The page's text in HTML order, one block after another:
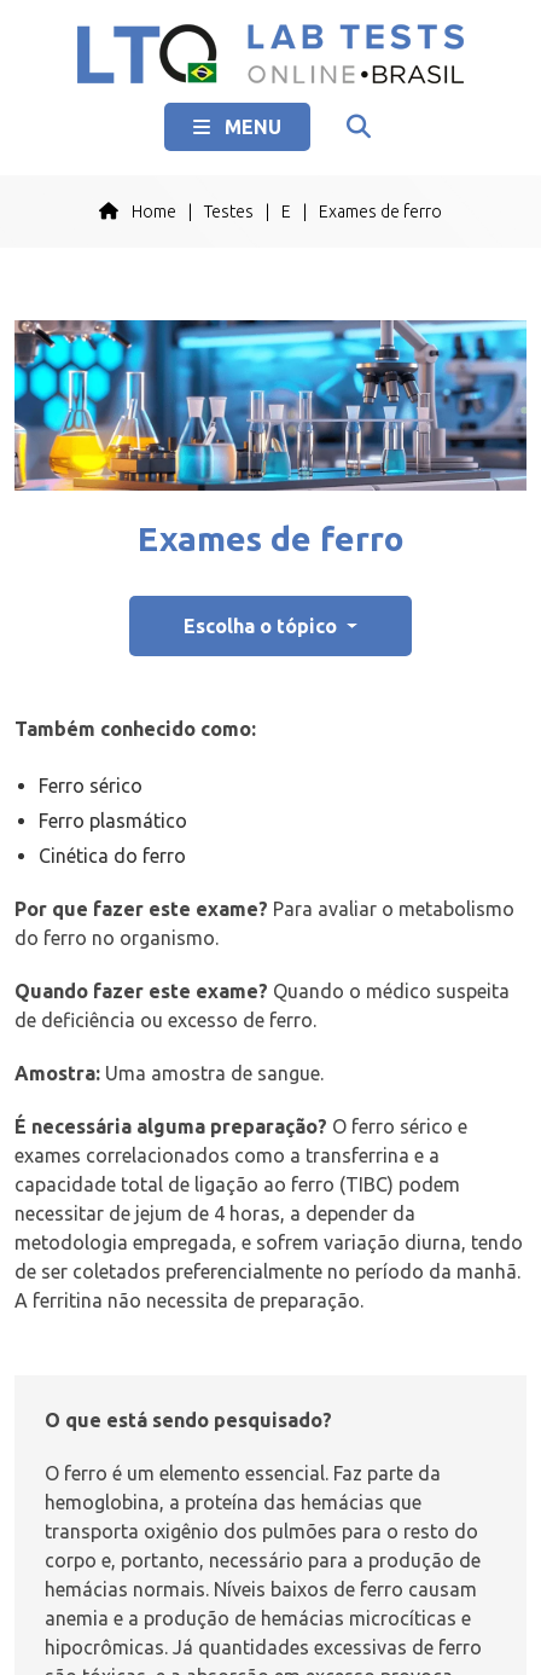
MENU
Home Testes E Exames de ferro
Exames de ferro
Escolha o tópico
Também conhecido como:
Ferro sérico
Ferro plasmático
Cinética do ferro
Por que fazer este exame? Para avaliar o metabolismo
do ferro no organismo.
Quando fazer este exame? Quando o médico suspeita
de deficiência ou excesso de ferro.
Amostra: Uma amostra de sangue.
É necessária alguma preparação? O ferro sérico e
exames correlacionados como a transferrina e a
capacidade total de ligação ao ferro (TIBC) podem
necessitar de jejum de 4 horas, a depender da
metodologia empregada, e sofrem variação diurna, tendo
de ser coletados preferencialmente no período da manhã.
A ferritina não necessita de preparação.
O que está sendo pesquisado?
O ferro é um elemento essencial. Faz parte da
hemoglobina, a proteína das hemácias que
transporta oxigênio dos pulmões para o resto do
corpo e, portanto, necessário para a produção de
hemácias normais. Níveis baixos de ferro causam
anemia e a produção de hemácias microcíticas e
hipocrômicas. Já quantidades excessivas de ferro